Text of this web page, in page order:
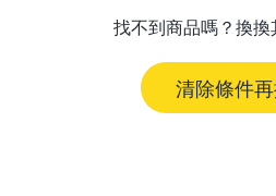
找不到商品嗎？換換
清除條件